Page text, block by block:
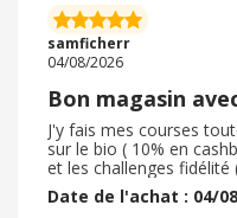
personnelle est
avenant. Le magasin est
station service.
samficherr
04/08/2026
Bon magasin
J'y fais mes courses
sur le bio ( 10% en
et les challenges fidélité
fidélité aussi) je me
belle cagnotte. Leur
Date de l'achat : 04/